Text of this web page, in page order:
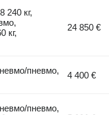
240 кг,
кг,
24 850 €
пневмо,
4 400 €
пневмо,